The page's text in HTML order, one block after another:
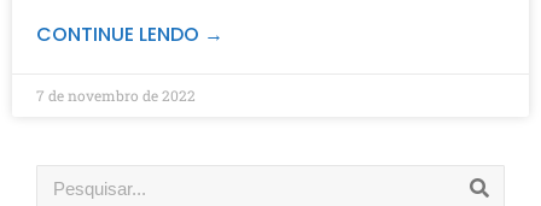
CONTINUE LENDO →
7 de novembro de 2022